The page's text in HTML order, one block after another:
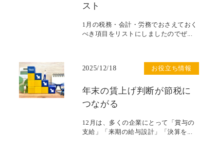
スト
1月の税務・会計・労務でおさえておく
べき項目をリストにしましたのでぜ...
お役立ち情報
2025/12/18
年末の賃上げ判断が節税に
つながる
12月は、多くの企業にとって「賞与の
支給」「来期の給与設計」「決算を...